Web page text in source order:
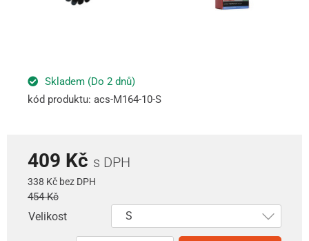
Skladem (Do 2 dnů)
kód produktu: acs-M164-10-S
409 Kč s DPH
338 Kč bez DPH
454 Kč
Velikost